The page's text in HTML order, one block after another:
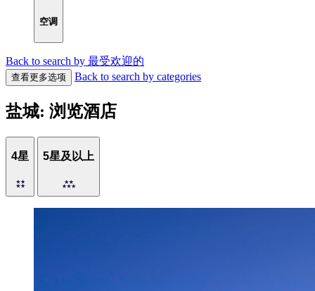
空调
Back to search by 最受欢迎的
查看更多选项 Back to search by categories
盐城: 浏览酒店
4星 5星及以上